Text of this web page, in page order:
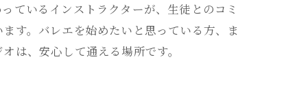
ているインストラクターが、生徒とのコミ
す。バレエを始めたいと思っている方、ま
は、安心して通える場所です。